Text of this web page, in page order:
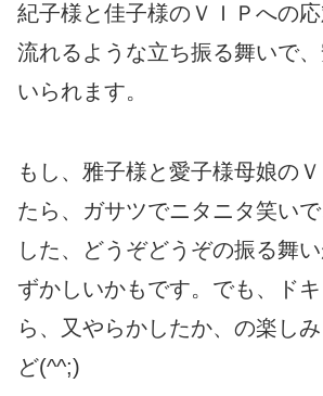
紀子様と佳子様のＶＩＰへの
流れるような立ち振る舞いで
いられます。
もし、雅子様と愛子様母娘の
たら、ガサツでニタニタ笑い
した、どうぞどうぞの振る舞
ずかしいかもです。でも、ド
ら、又やらかしたか、の楽し
ど(⁠^⁠^⁠;⁠)